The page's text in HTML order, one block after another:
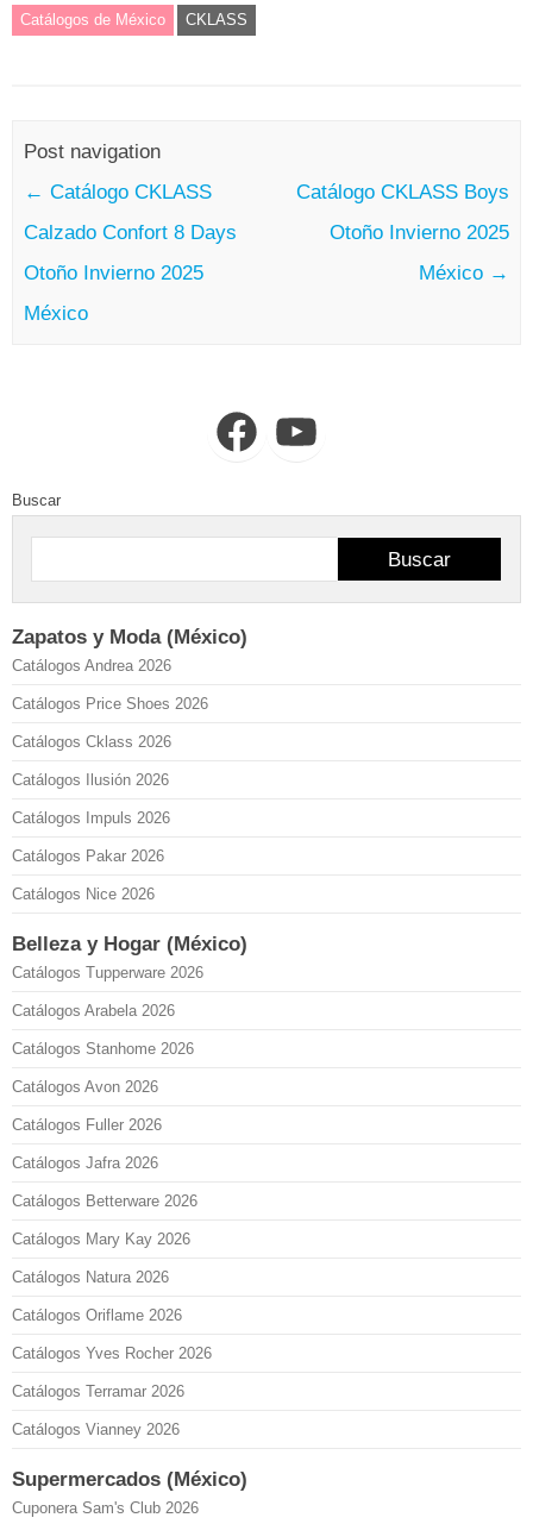
Catálogos de México CKLASS
Post navigation
← Catálogo CKLASS
Calzado Confort 8 Days
Otoño Invierno 2025
México
Catálogo CKLASS Boys
Otoño Invierno 2025
México →
FacebookYouTube
Buscar
Buscar
Zapatos y Moda (México)
Catálogos Andrea 2026
Catálogos Price Shoes 2026
Catálogos Cklass 2026
Catálogos Ilusión 2026
Catálogos Impuls 2026
Catálogos Pakar 2026
Catálogos Nice 2026
Belleza y Hogar (México)
Catálogos Tupperware 2026
Catálogos Arabela 2026
Catálogos Stanhome 2026
Catálogos Avon 2026
Catálogos Fuller 2026
Catálogos Jafra 2026
Catálogos Betterware 2026
Catálogos Mary Kay 2026
Catálogos Natura 2026
Catálogos Oriflame 2026
Catálogos Yves Rocher 2026
Catálogos Terramar 2026
Catálogos Vianney 2026
Supermercados (México)
Cuponera Sam's Club 2026